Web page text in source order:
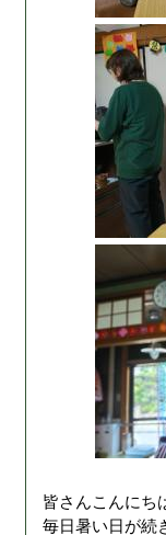
皆さんこんにち
毎日暑い日が続